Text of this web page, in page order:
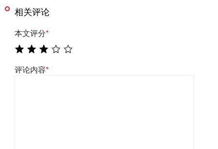
相关评论
本文评分*
评论内容*